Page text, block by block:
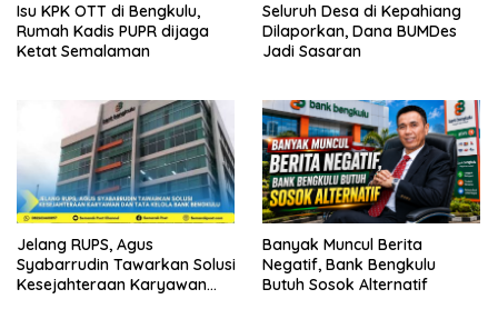
Isu KPK OTT di Bengkulu,
Rumah Kadis PUPR dijaga
Ketat Semalaman
Seluruh Desa di Kepahiang
Dilaporkan, Dana BUMDes
Jadi Sasaran
Jelang RUPS, Agus
Syabarrudin Tawarkan Solusi
Kesejahteraan Karyawan
Banyak Muncul Berita
Negatif, Bank Bengkulu
Butuh Sosok Alternatif